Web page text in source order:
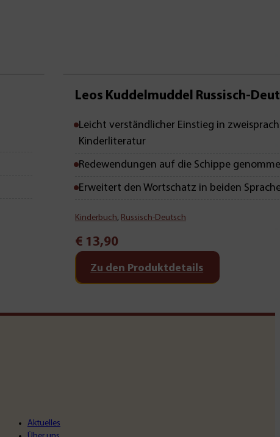
Leos Kuddelmuddel Russisch-
Leicht verständlicher Einstieg in
Kinderliteratur
Redewendungen auf die Schippe
Erweitert den Wortschatz in beiden
Kinderbuch, Russisch-Deutsch
€ 13,90
Zu den Produktdetails
Aktuelles